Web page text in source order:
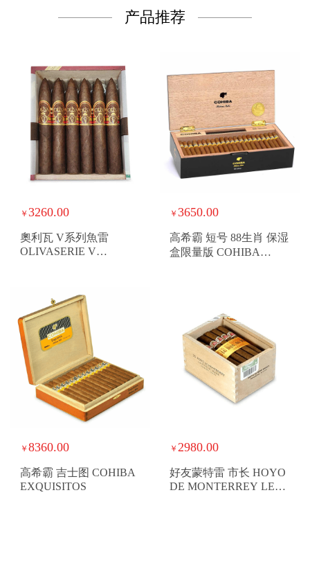
产品推荐
￥ 3260.00
奧利瓦 V系列魚雷
OLIVASERIE V
￥ 3650.00
高希霸 短号 88生肖 保湿
盒限量版 COHIBA
￥ 8360.00
高希霸 吉士图 COHIBA
EXQUISITOS
￥ 2980.00
好友蒙特雷 市长 HOYO
DE MONTERREY LE